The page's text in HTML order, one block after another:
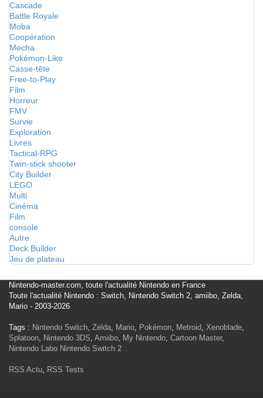
Cascade
Battle Royale
Moba
Coopération
Mecha
Pokémon-Like
Casse-tête
Free-to-Play
Film
Horreur
FMV
Survie
Exploration
Livres
Tactical-RPG
Twin-stick shooter
City Builder
LEGO
Multi
Cinéma
Film
console
Autre
Deck Builder
Jeu de plateau
Nintendo-master.com, toute l'actualité Nintendo en France
Toute l'actualité Nintendo : Switch, Nintendo Switch 2, amiibo, Zelda,
Mario - 2003-2026
Tags : Nintendo Switch, Zelda, Mario, Pokémon, Metroid, Xenoblade,
Splatoon, Nintendo 3DS, Amiibo, My Nintendo, Cartoon Master,
Nintendo Labo Nintendo Switch 2
RSS Actu, RSS Tests